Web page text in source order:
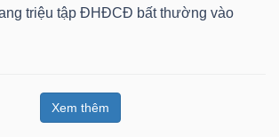
triệu tập ĐHĐCĐ bất thường vào
Xem thêm